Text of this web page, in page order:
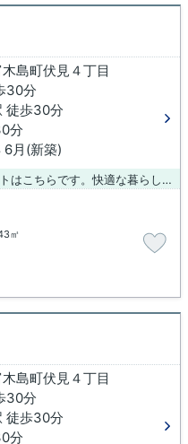
島町伏見４丁目
30分
徒歩30分
分
月(新築)
住みやすさが満載でイチオシのアパートはこちらです。快適な暮らしがしたいとお考えの方に、東海市での住まい探しをご提案いたします。当社は、多種多様な賃貸物件を取り扱っています。ご不明な点やご要望など、お気軽にご連絡下さい。
㎡
島町伏見４丁目
30分
徒歩30分
分